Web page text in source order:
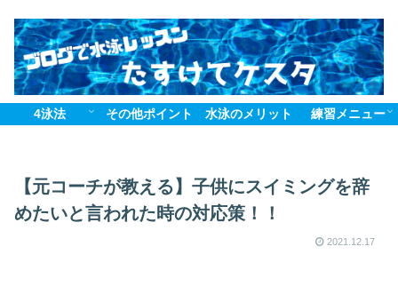
4泳法 その他ポイント 水泳のメリット 練習メニュー
【元コーチが教える】子供にスイミングを辞
めたいと言われた時の対応策！！
2021.12.17